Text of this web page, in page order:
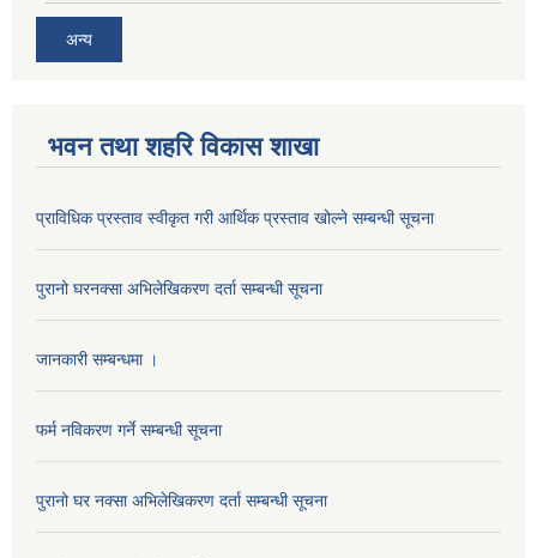
अन्य
भवन तथा शहरि विकास शाखा
प्राविधिक प्रस्ताव स्वीकृत गरी आर्थिक प्रस्ताव खोल्ने सम्बन्धी सूचना
पुरानो घरनक्सा अभिलेखिकरण दर्ता सम्बन्धी सूचना
जानकारी सम्बन्धमा ।
फर्म नविकरण गर्ने सम्बन्धी सूचना
पुरानो घर नक्सा अभिलेखिकरण दर्ता सम्बन्धी सूचना